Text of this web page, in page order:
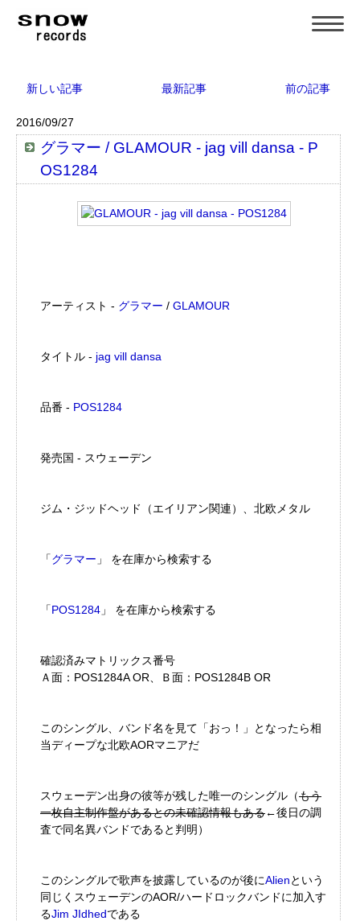
新しい記事 最新記事 前の記事
2016/09/27
グラマー / GLAMOUR - jag vill dansa - P
OS1284
アーティスト - グラマー / GLAMOUR
タイトル - jag vill dansa
品番 - POS1284
発売国 - スウェーデン
ジム・ジッドヘッド（エイリアン関連）、北欧メタル
「グラマー 」 を在庫から検索する
「POS1284 」 を在庫から検索する
確認済みマトリックス番号
Ａ面：POS1284A OR、Ｂ面：POS1284B OR
このシングル、バンド名を見て「おっ！」となったら相
当ディープな北欧AORマニアだ
スウェーデン出身の彼等が残した唯一のシングル（もう
一枚自主制作盤があるとの未確認情報もある←後日の調
査で同名異バンドであると判明）
このシングルで歌声を披露しているのが後にAlienという
同じくスウェーデンのAOR/ハードロックバンドに加入す
るJim JIdhedである